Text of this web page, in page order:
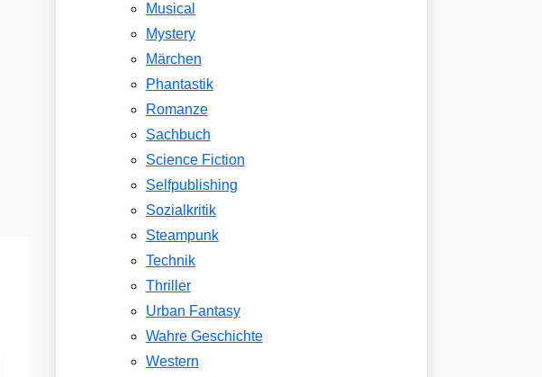
Musical
Mystery
Märchen
Phantastik
Romanze
Sachbuch
Science Fiction
Selfpublishing
Sozialkritik
Steampunk
Technik
Thriller
Urban Fantasy
Wahre Geschichte
Western